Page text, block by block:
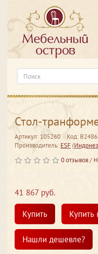
Стол-
Артикул: 105260
Код:
Производитель: ESF (
0 отзывов/
41 867 руб.
Купить
Купить
Нашли дешевле?